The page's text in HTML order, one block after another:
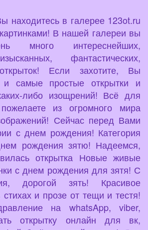
находитесь в галерее 123ot.ru
В нашей галереи вы
много интереснейших,
фантастических,
Если захотите, Вы
и самые простые открытки и
либо изощрений! Всё для
из огромного мира
Сейчас перед Вами
с днем рождения! Категория
рождения зятю! Надеемся,
открытка Новые живые
с днем рождения для зятя! С
дорогой зять! Красивое
и прозе от тещи и тестя!
на whatsApp, viber,
открытку онлайн для вк,